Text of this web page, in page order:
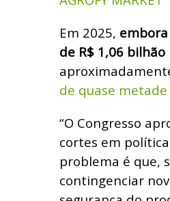
Em 2025,
de R$ 1,06 bilhão
de quase
“O Congresso
cortes em
problema é que,
contingenciar